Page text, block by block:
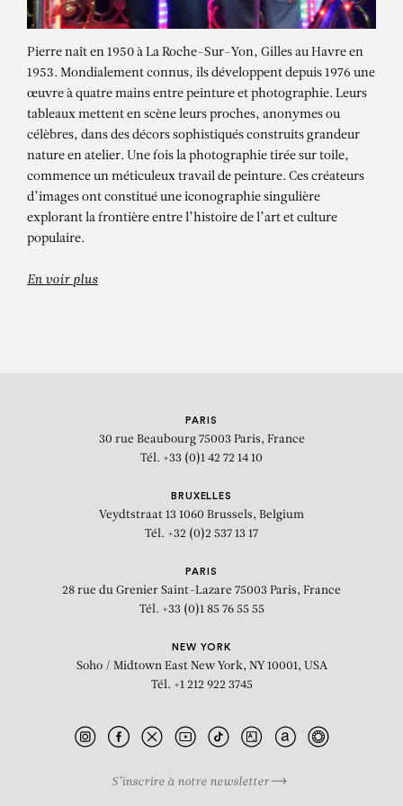
PIERRE ET GILLES
Les néons de l’amour (Dustin et
Pierre naît en 1950 à La Roche-Sur-Yon, Gilles au Havre en
1953. Mondialement connus, ils développent depuis 1976 une
œuvre à quatre mains entre peinture et photographie. Leurs
tableaux mettent en scène leurs proches, anonymes ou
célèbres, dans des décors sophistiqués construits grandeur
nature en atelier. Une fois la photographie tirée sur toile,
commence un méticuleux travail de peinture. Ces créateurs
d’images ont constitué une iconographie singulière
explorant la frontière entre l’histoire de l’art et culture
populaire.
En voir plus
PARIS
30 rue Beaubourg 75003 Paris, France
Tél. +33 (0)1 42 72 14 10
BRUXELLES
Veydtstraat 13 1060 Brussels, Belgium
Tél. +32 (0)2 537 13 17
PARIS
28 rue du Grenier Saint-Lazare 75003 Paris, France
Tél. +33 (0)1 85 76 55 55
NEW YORK
Soho / Midtown East New York, NY 10001, USA
Tél. +1 212 922 3745
S’inscrire à notre newsletter